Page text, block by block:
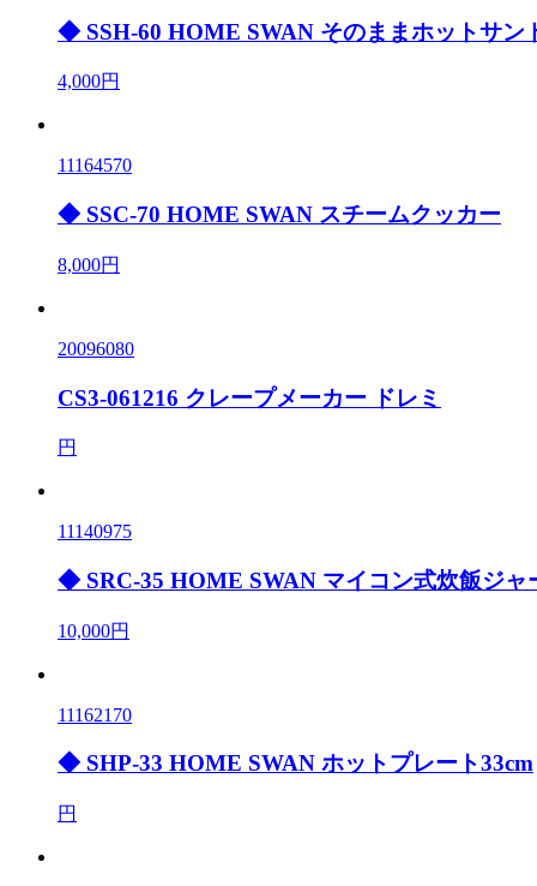
◆ SSH-60 HOME SWAN そのままホットサン
4,000円
11164570
◆ SSC-70 HOME SWAN スチームクッカー
8,000円
20096080
CS3-061216 クレープメーカー ドレミ
円
11140975
◆ SRC-35 HOME SWAN マイコン式炊飯ジャ
10,000円
11162170
◆ SHP-33 HOME SWAN ホットプレート33cm
円